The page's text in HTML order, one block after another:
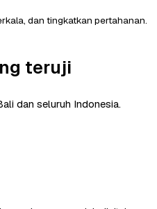
dan tingkatkan pertahanan.
teruji
dan seluruh Indonesia.